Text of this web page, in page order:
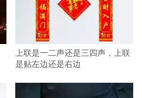
上联是一二声还是三四声，上联
是贴左边还是右边